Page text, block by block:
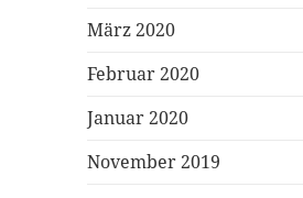
März 2020
Februar 2020
Januar 2020
November 2019